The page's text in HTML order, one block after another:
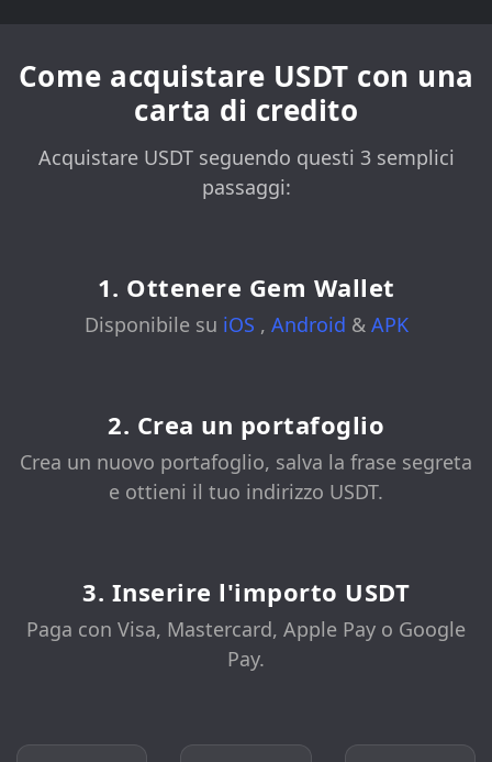
Come acquistare USDT con una
carta di credito
Acquistare USDT seguendo questi 3 semplici
passaggi:
1. Ottenere Gem Wallet
Disponibile su iOS , Android & APK
2. Crea un portafoglio
Crea un nuovo portafoglio, salva la frase segreta
e ottieni il tuo indirizzo USDT.
3. Inserire l'importo USDT
Paga con Visa, Mastercard, Apple Pay o Google
Pay.